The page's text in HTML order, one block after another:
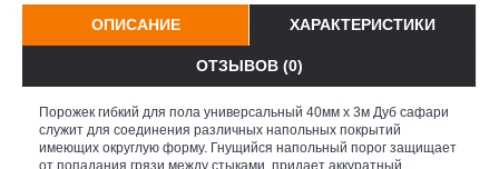
ОПИСАНИЕ ХАРАКТЕРИСТИКИ
ОТЗЫВОВ (0)
Порожек гибкий для пола универсальный 40мм х 3м Дуб сафари
служит для соединения различных напольных покрытий
имеющих округлую форму. Гнущийся напольный порог защищает
от попадания грязи между стыками, придает аккуратный,